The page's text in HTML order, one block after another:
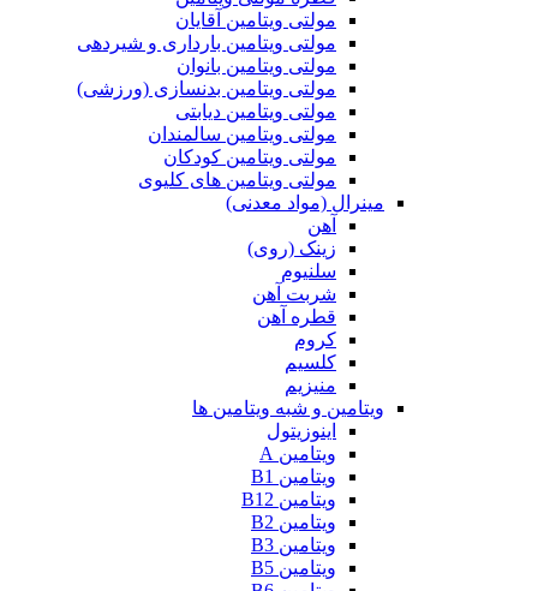
مولتی ویتامین آقایان
مولتی ویتامین بارداری و شیردهی
مولتی ویتامین بانوان
مولتی ویتامین بدنسازی (ورزشی)
مولتی ویتامین دیابتی
مولتی ویتامین سالمندان
مولتی ویتامین کودکان
مولتی ویتامین های کلیوی
مینرال (مواد معدنی)
آهن
زینک (روی)
سلنیوم
شربت آهن
قطره آهن
کروم
کلسیم
منیزیم
ویتامین و شبه ویتامین ها
اینوزیتول
ویتامین A
ویتامین B1
ویتامین B12
ویتامین B2
ویتامین B3
ویتامین B5